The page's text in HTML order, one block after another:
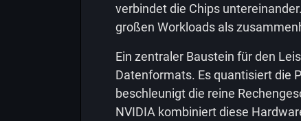
verbindet die Chips
großen Workloads als
Ein zentraler Baustein für den
Datenformats. Es quantisiert die
beschleunigt die reine
NVIDIA kombiniert diese